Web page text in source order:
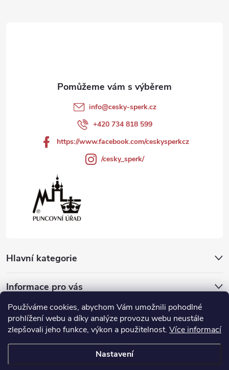
Používáme cookies, abychom Vám umožnili pohodlné
prohlížení webu a díky analýze provozu webu neustále
zlepšovali jeho funkce, výkon a použitelnost. Více informací
Nastavení
Hlavní kategorie
Informace pro vás
Přijímáme online platby
info@cesky-sperk.cz
+420 734 818 599
https://www.facebook.com/ceskysperkcz
/cesky_sperk/